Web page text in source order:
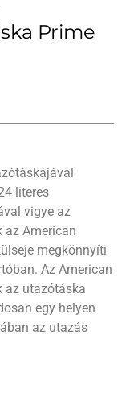
Prime
literes
vigye az
az American
megkönnyíti
Az American
az utazótáska
egy helyen
az utazás